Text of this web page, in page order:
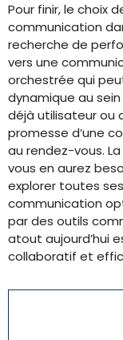
Pour finir, le choix
communication
recherche de
vers une
orchestrée qui
dynamique au
déjà utilisateur ou
promesse d’une
au rendez-vous.
vous en aurez
explorer toutes
communication
par des outils
atout aujourd’hui
collaboratif et